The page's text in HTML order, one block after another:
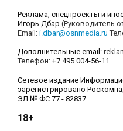
Реклама, спецпроекты и
Игорь Дбар (Руководитель
Email: i.dbar@osnmedia.ru
Дополнительные email:
Телефон: +7 495 004-56-11
Сетевое издание
зарегистрировано
ЭЛ № ФС 77 - 82837
18+